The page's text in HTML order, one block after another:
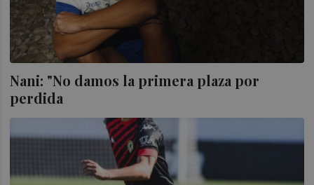
Nani: "No damos la primera plaza por
perdida